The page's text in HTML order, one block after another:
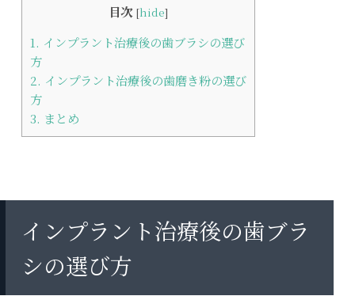
目次 [hide]
1. インプラント治療後の歯ブラシの選び
方
2. インプラント治療後の歯磨き粉の選び
方
3. まとめ
インプラント治療後の歯ブラ
シの選び方